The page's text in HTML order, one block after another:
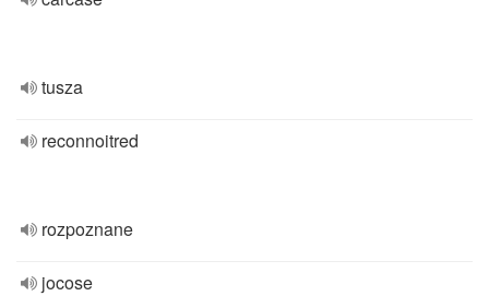
tusza
reconnoitred
rozpoznane
jocose